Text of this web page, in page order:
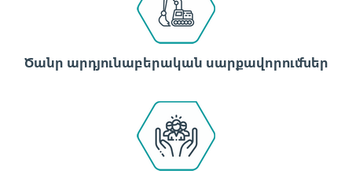
Ծանր արդյունաբերական սարքավորումներ